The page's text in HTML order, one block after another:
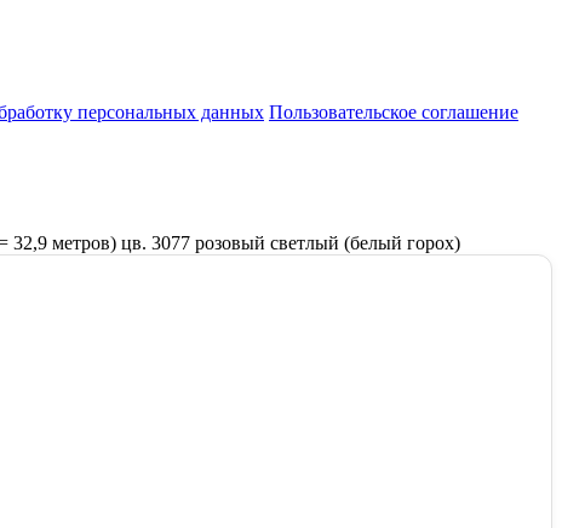
персональных данных Пользовательское соглашение
32,9 метров) цв. 3077 розовый светлый (белый горох)